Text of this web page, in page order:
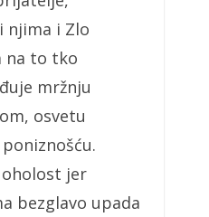
njima i Zlo
na to tko
mržnju
osvetu
jer
bezglavo upada